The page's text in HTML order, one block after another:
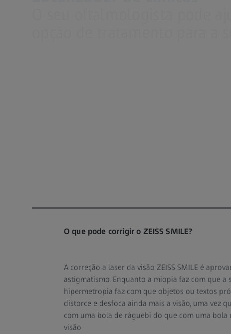
O que pode corrigir o ZEISS SMILE?
A correção a laser da visão ZEISS SMILE é
astigmatismo. Enquanto a miopia faz com que
hipermetropia faz com que objetos ou textos
distorce e desfoca ainda mais a visão, uma vez
com uma bola de râguebi do que com uma
visão